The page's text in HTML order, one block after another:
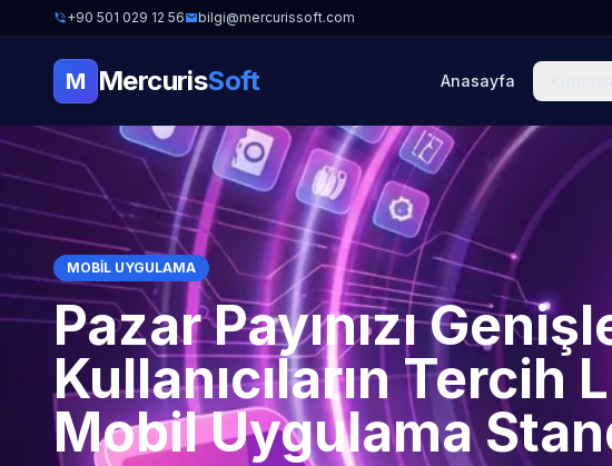
+90 501 029 12 56 bilgi@mercurissoft.com
M MercurisSoft Anasayfa
MOBIL UYGULAMA
Pazar Payınızı
Kullanıcıların Tercih
Mobil Uygulama